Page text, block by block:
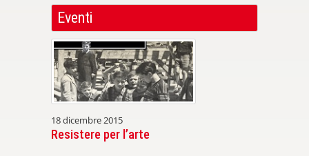
Eventi
18 dicembre 2015
Resistere per l’arte